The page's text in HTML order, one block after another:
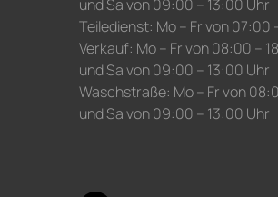
und Sa von 09:00 – 13:00 Uhr
Teiledienst: Mo – Fr von 07:00
Verkauf: Mo – Fr von 08:00 –
und Sa von 09:00 – 13:00 Uhr
Waschstraße: Mo – Fr von
und Sa von 09:00 – 13:00 Uhr